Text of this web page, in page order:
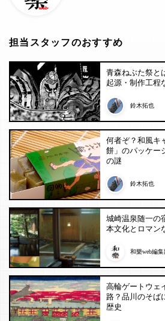
担当スタッフのおすすめ
青森ねぶた祭と
起源・制作工程
鈴木拓也
何者ぞ？和風キ
餅」のパッケー
の謎
鈴木拓也
城崎温泉随一の
本文化とロマン
和樂web編集
高輪ゲートウェ
路？品川のそば
歴史